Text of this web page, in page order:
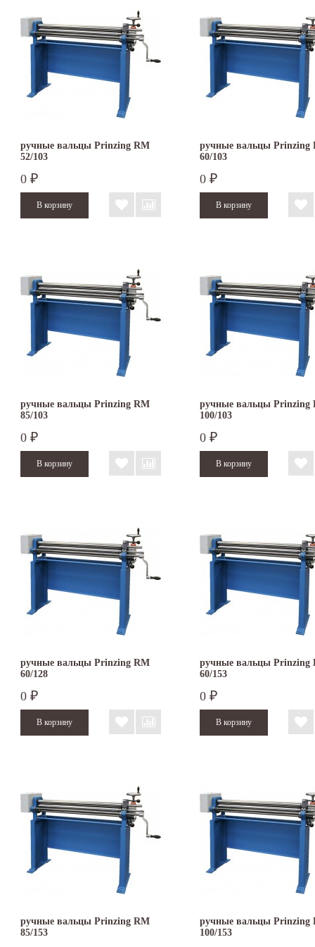
ручные вальцы Prinzing RM
52/103
0 ₽
ручные вальцы Prinzing
60/103
0 ₽
ручные вальцы Prinzing RM
85/103
0 ₽
ручные вальцы Prinzing
100/103
0 ₽
ручные вальцы Prinzing RM
60/128
0 ₽
ручные вальцы Prinzing
60/153
0 ₽
ручные вальцы Prinzing RM
85/153
ручные вальцы Prinzing
100/153